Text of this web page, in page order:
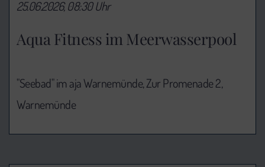
Aqua Fitness im Meerwasserpool
25.06.2026, 08:30 Uhr
"Seebad" im aja Warnemünde, Zur Promenade 2,
Warnemünde